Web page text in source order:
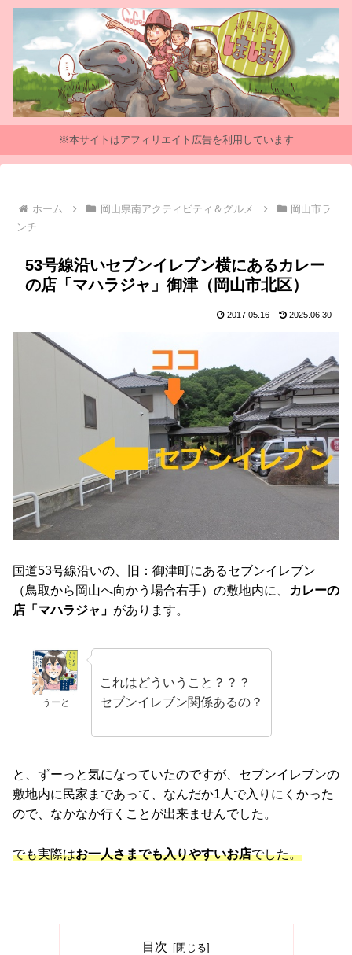
※本サイトはアフィリエイト広告を利用しています
ホーム 岡山県南アクティビティ＆グルメ
岡山市ラ
ンチ
53号線沿いセブンイレブン横にあるカレー
の店「マハラジャ」御津（岡山市北区）
2017.05.16 2025.06.30
国道53号線沿いの、旧：御津町にあるセブンイレブン
（鳥取から岡山へ向かう場合右手）の敷地内に、
カレーの
店「マハラジャ」 があります。
うーと
これはどういうこと？？？
セブンイレブン関係あるの？
と、ずーっと気になっていたのですが、セブンイレブンの
敷地内に民家まであって、なんだか1人で入りにくかった
ので、なかなか行くことが出来ませんでした。
でも実際はお一人さまでも入りやすいお店でした。
目次